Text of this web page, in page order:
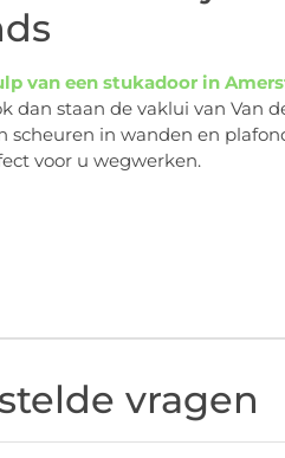
van een stukadoor in
dan staan de vaklui van Van
scheuren in wanden en
voor u wegwerken.
vragen